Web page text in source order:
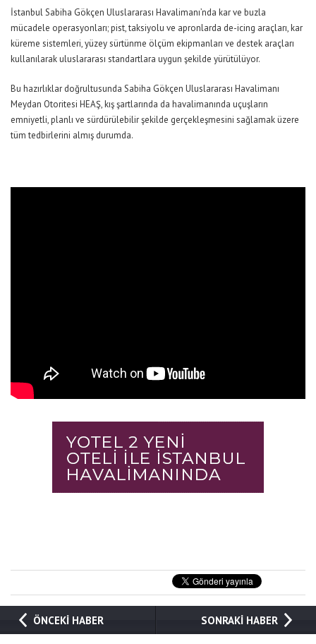
İstanbulSabiha Gökçen Uluslararası Havalimanı’nda kar ve buzla
mücadele operasyonları; pist,taksiyolu ve apronlarda de-icing araçları, kar
küreme sistemleri, yüzey sürtünme ölçüm ekipmanları ve destek araçları
kullanılarak uluslararası standartlara uygun şekilde yürütülüyor.
Bu hazırlıklar doğrultusunda Sabiha Gökçen Uluslararası Havalimanı
Meydan Otoritesi HEAŞ, kış şartlarında da havalimanında uçuşların
emniyetli, planlı ve sürdürülebilir şekilde gerçekleşmesini sağlamak üzere
tüm tedbirlerini almış durumda.
ÖNCEKİ HABER SONRAKİ HABER